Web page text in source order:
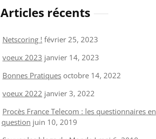
Articles récents
Netscoring ! février 25, 2023
voeux 2023 janvier 14, 2023
Bonnes Pratiques octobre 14, 2022
voeux 2022 janvier 3, 2022
Procès France Telecom : les questionnaires en
question juin 10, 2019